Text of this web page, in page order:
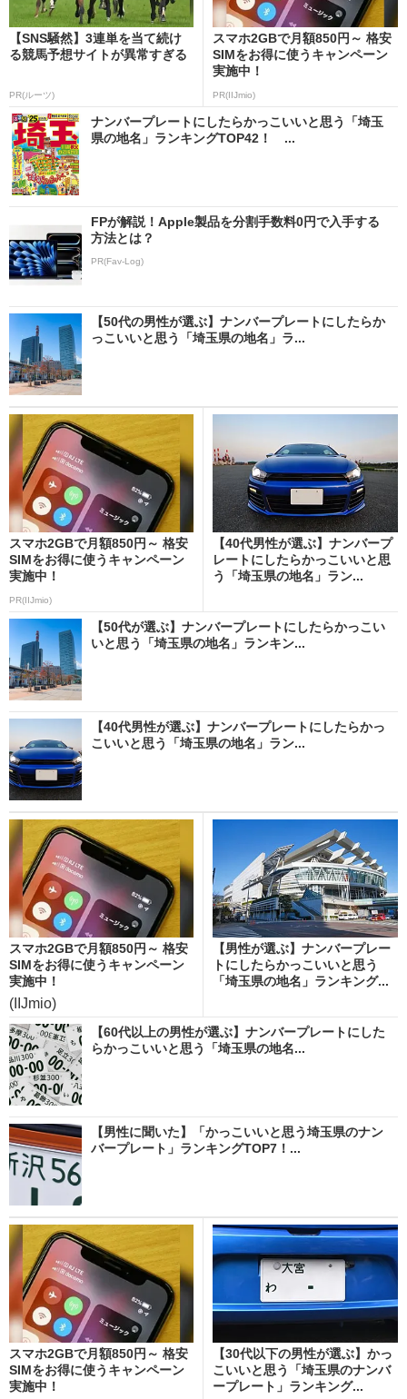
【SNS騒然】3連単を当て続け
る競馬予想サイトが異常すぎる
PR(ルーツ)
スマホ2GBで月額850円～ 格安
SIMをお得に使うキャンペーン
実施中！
PR(IIJmio)
ナンバープレートにしたらかっこいいと思う「埼玉
県の地名」ランキングTOP42！ ...
FPが解説！Apple製品を分割手数料0円で入手する
方法とは？
PR(Fav-Log)
【50代の男性が選ぶ】ナンバープレートにしたらか
っこいいと思う「埼玉県の地名」ラ...
スマホ2GBで月額850円～ 格安
SIMをお得に使うキャンペーン
実施中！
PR(IIJmio)
【40代男性が選ぶ】ナンバープ
レートにしたらかっこいいと思
う「埼玉県の地名」ラン...
【50代が選ぶ】ナンバープレートにしたらかっこい
いと思う「埼玉県の地名」ランキン...
【40代男性が選ぶ】ナンバープレートにしたらかっ
こいいと思う「埼玉県の地名」ラン...
スマホ2GBで月額850円～ 格安
SIMをお得に使うキャンペーン
実施中！
(IIJmio)
【男性が選ぶ】ナンバープレー
トにしたらかっこいいと思う
「埼玉県の地名」ランキング...
【60代以上の男性が選ぶ】ナンバープレートにした
らかっこいいと思う「埼玉県の地名...
【男性に聞いた】「かっこいいと思う埼玉県のナン
バープレート」ランキングTOP7！...
スマホ2GBで月額850円～ 格安
SIMをお得に使うキャンペーン
実施中！
【30代以下の男性が選ぶ】かっ
こいいと思う「埼玉県のナンバ
ープレート」ランキング...